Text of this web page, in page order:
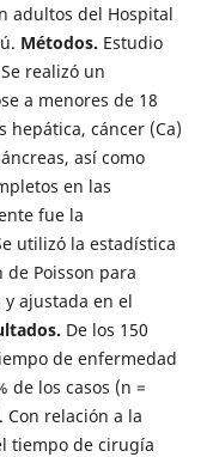
adultos del Hospital
Métodos. Estudio
realizó un
a menores de 18
hepática, cáncer (Ca)
así como
en las
fue la
utilizó la estadística
Poisson para
ajustada en el
De los 150
de enfermedad
de los casos (n =
Con relación a la
tiempo de cirugía